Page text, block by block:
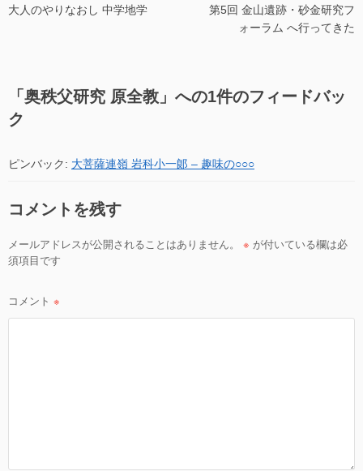
稿
シ
ン
大人のやりなおし 中学地学
第5回 金山遺跡・砂金研究フ
ォーラム へ行ってきた
「 奥秩父研究 原全教 」への1件のフィードバッ
ク
ピンバック: 大菩薩連嶺 岩科小一郞 – 趣味の○○○
コメントを残す
メールアドレスが公開されることはありません。 ※ が付いている欄は必
須項目です
コメント ※